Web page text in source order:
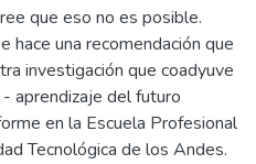
que eso no es posible.
hace una recomendación que
investigación que coadyuve
aprendizaje del futuro
en la Escuela Profesional
Tecnológica de los Andes.